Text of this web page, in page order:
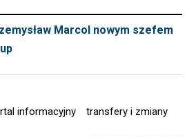
Marcol nowym szefem
informacyjny transfery i zmiany